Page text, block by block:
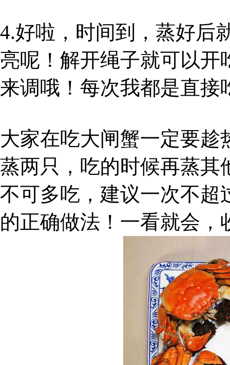
4.好啦，时间到，蒸好后
亮呢！解开绳子就可以开
来调哦！每次我都是直接
大家在吃大闸蟹一定要
蒸两只，吃的时候再蒸其
不可多吃，建议一次不超
的正确做法！一看就会，